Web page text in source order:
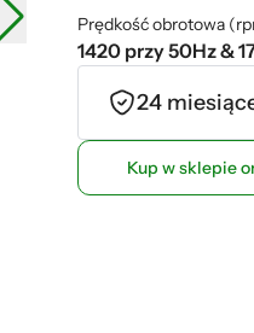
Prędkość obrotowa
1420 przy 50Hz &
24
Kup w sklepie